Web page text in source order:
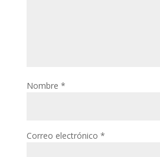
Nombre *
Correo electrónico *